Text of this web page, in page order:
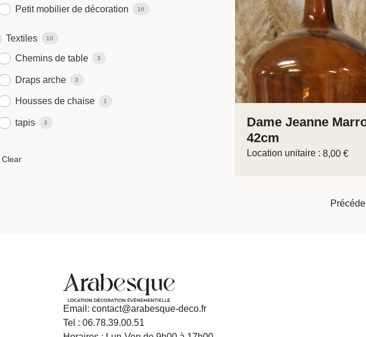
Petit mobilier de décoration 16
Textiles 10
Chemins de table 3
Draps arche 3
Housses de chaise 1
tapis 3
Dame Jeanne
42cm
Location unitaire : 8,00 €
Email: contact@arabesque-deco.fr
Tel : 06.78.39.00.51